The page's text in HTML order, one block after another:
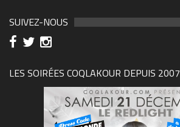
SUIVEZ-NOUS
LES SOIRÉES COQLAKOUR DEPUIS 2007